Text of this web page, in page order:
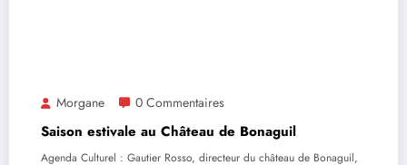
Morgane 0 Commentaires
Saison estivale au Château de Bonaguil
Agenda Culturel : Gautier Rosso, directeur du château de Bonaguil,